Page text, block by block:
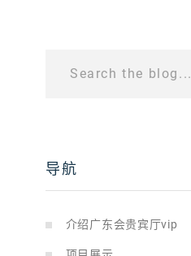
Search the blog...
导航
介绍广东会贵宾厅vip